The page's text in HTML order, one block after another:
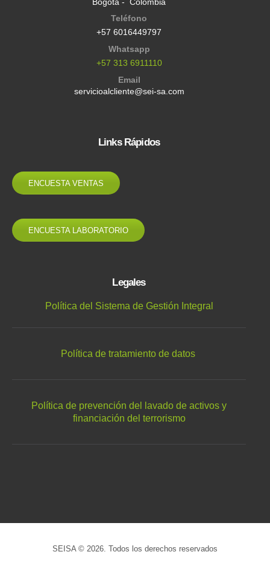
Teléfono
+57 6016449797
Whatsapp
+57 313 6911110
Email
servicioalcliente@sei-sa.com
Links Rápidos
ENCUESTA VENTAS
ENCUESTA LABORATORIO
Legales
Política del Sistema de Gestión Integral
Política de tratamiento de datos
Política de prevención del lavado de activos y
financiación del terrorismo
SEISA © 2026. Todos los derechos reservados